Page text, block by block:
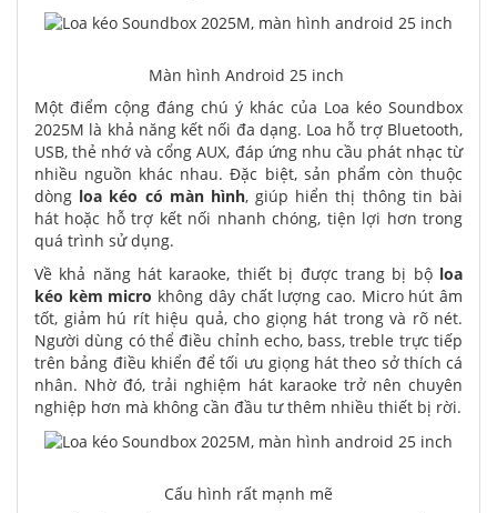
Màn hình Android 25 inch
Một điểm cộng đáng chú ý khác của Loa kéo Soundbox
2025M là khả năng kết nối đa dạng. Loa hỗ trợ Bluetooth,
USB, thẻ nhớ và cổng AUX, đáp ứng nhu cầu phát nhạc từ
nhiều nguồn khác nhau. Đặc biệt, sản phẩm còn thuộc
dòng loa kéo có màn hình, giúp hiển thị thông tin bài
hát hoặc hỗ trợ kết nối nhanh chóng, tiện lợi hơn trong
quá trình sử dụng.
Về khả năng hát karaoke, thiết bị được trang bị bộ loa
kéo kèm micro không dây chất lượng cao. Micro hút âm
tốt, giảm hú rít hiệu quả, cho giọng hát trong và rõ nét.
Người dùng có thể điều chỉnh echo, bass, treble trực tiếp
trên bảng điều khiển để tối ưu giọng hát theo sở thích cá
nhân. Nhờ đó, trải nghiệm hát karaoke trở nên chuyên
nghiệp hơn mà không cần đầu tư thêm nhiều thiết bị rời.
Cấu hình rất mạnh mẽ